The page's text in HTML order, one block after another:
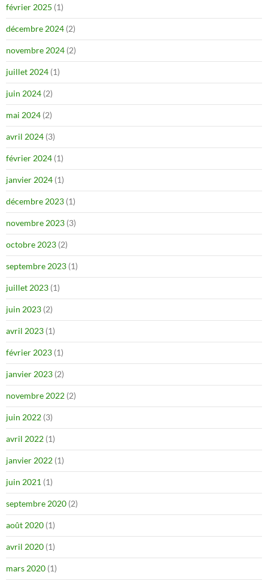
février 2025 (1)
décembre 2024 (2)
novembre 2024 (2)
juillet 2024 (1)
juin 2024 (2)
mai 2024 (2)
avril 2024 (3)
février 2024 (1)
janvier 2024 (1)
décembre 2023 (1)
novembre 2023 (3)
octobre 2023 (2)
septembre 2023 (1)
juillet 2023 (1)
juin 2023 (2)
avril 2023 (1)
février 2023 (1)
janvier 2023 (2)
novembre 2022 (2)
juin 2022 (3)
avril 2022 (1)
janvier 2022 (1)
juin 2021 (1)
septembre 2020 (2)
août 2020 (1)
avril 2020 (1)
mars 2020 (1)